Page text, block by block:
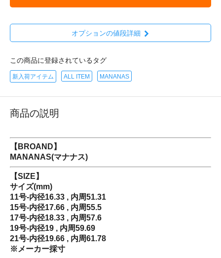
オプションの値段詳細
この商品に登録されているタグ
新入荷アイテム ALL ITEM MANANAS
商品の説明
【BROAND】
MANANAS(マナナス)
【SIZE】
サイズ(mm)
11号-内径16.33 , 内周51.31
15号-内径17.66 , 内周55.5
17号-内径18.33 , 内周57.6
19号-内径19 , 内周59.69
21号-内径19.66 , 内周61.78
※メーカー採寸